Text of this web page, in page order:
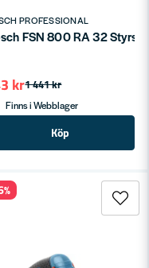
(2-P)
PROFESSIONAL
FSN 800 RA 32
1 441 kr
kr
Finns i Webblager
Köp